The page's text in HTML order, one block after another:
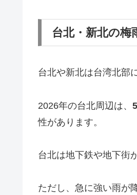
台北・新北の梅
台北や新北は台湾北部
2026年の台北周辺は、
性があります。
台北は地下鉄や地下街
ただし、急に強い雨が